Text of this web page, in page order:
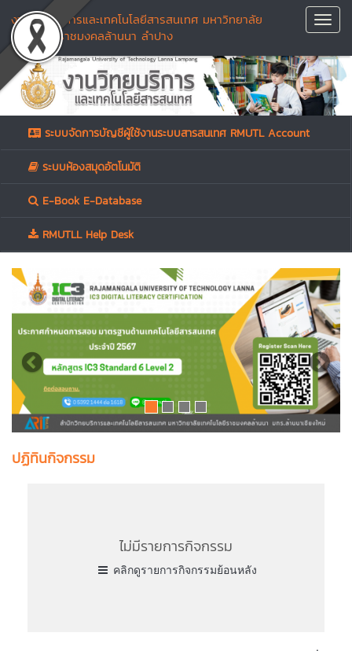
งานวิทยบริการและเทคโนโลยีสารสนเทศ มหาวิทยาลัย
เทคโนโลยีราชมงคลล้านนา ลำปาง
ระบบจัดการบัญชีผู้ใช้งานระบบสารสนเทศ RMUTL Account
ระบบห้องสมุดอัตโนมัติ
E-Book E-Database
RMUTLL Help Desk
Previous Next
ปฏิทินกิจกรรม
ไม่มีรายการกิจกรรม
คลิกดูรายการกิจกรรมย้อนหลัง